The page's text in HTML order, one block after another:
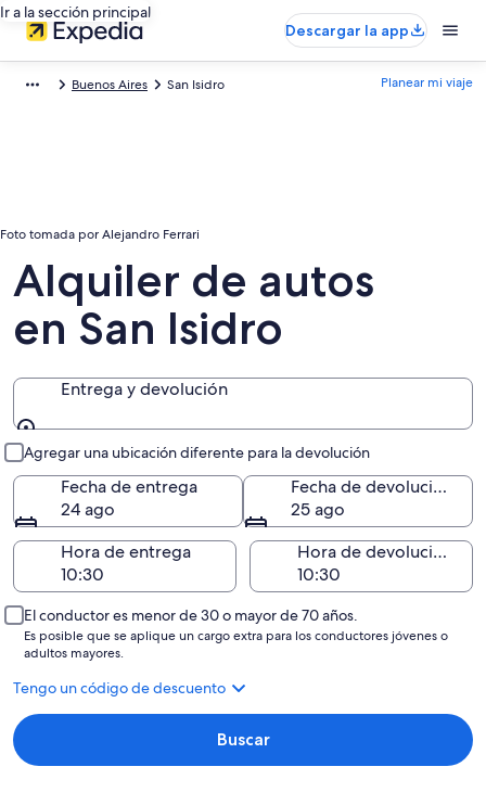
Ir a la sección principal
Descargar la app
Buenos Aires San Isidro Planear mi viaje
Foto tomada por Alejandro Ferrari
Alquiler de autos
en San Isidro
Entrega y devolución
Agregar una ubicación diferente para la devolución
Fecha de entrega
24 ago
Fecha de devolución
25 ago
Hora de entrega
Hora de devolución
El conductor es menor de 30 o mayor de 70 años.
Es posible que se aplique un cargo extra para los conductores jóvenes o
adultos mayores.
Tengo un código de descuento
Buscar